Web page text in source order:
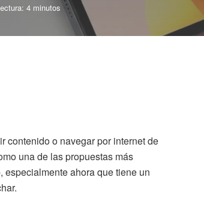
4 minutos
contenido o navegar por internet de
una de las propuestas más
ahora que tiene un